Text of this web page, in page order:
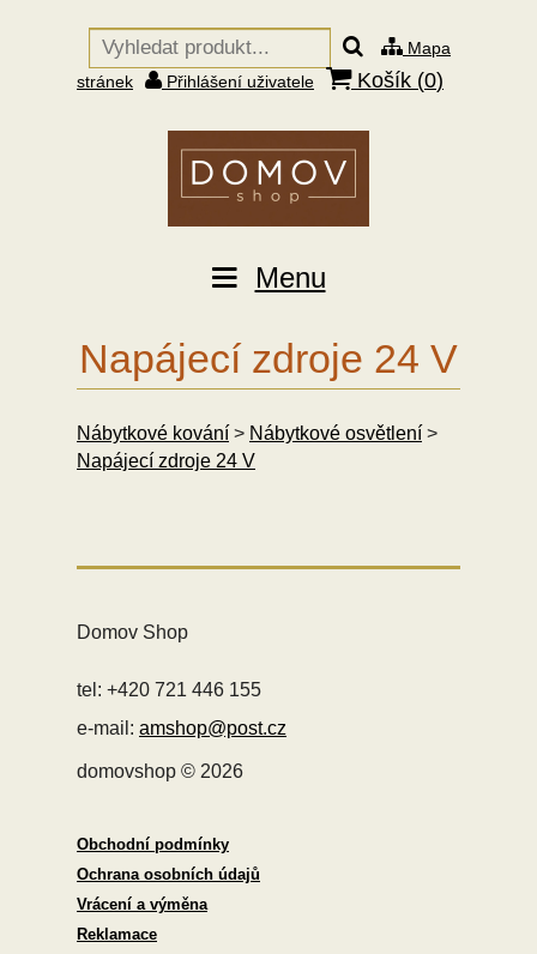
Mapa
stránek
Přihlášení uživatele Košík (0)
Menu
Napájecí zdroje 24 V
Nábytkové kování > Nábytkové osvětlení >
Napájecí zdroje 24 V
Domov Shop
tel: +420 721 446 155
e-mail: amshop@post.cz
domovshop © 2026
Obchodní podmínky
Ochrana osobních údajů
Vrácení a výměna
Reklamace